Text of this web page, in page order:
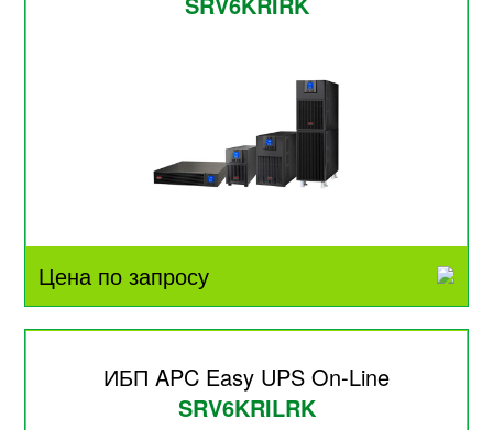
Цена по запросу
ИБП APC Easy UPS On-Line
SRV6KRILRK